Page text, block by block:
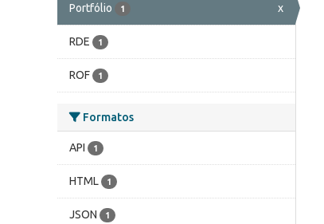
Portfólio 1 x
RDE 1
ROF 1
Formatos
API 1
HTML 1
JSON 1